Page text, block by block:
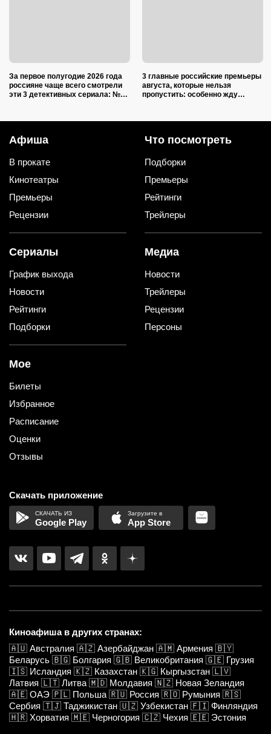
За первое полугодие 2026 года
россияне чаще всего смотрели
эти 3 детективных сериала: №2
3 главные российские премьеры
августа, которые нельзя
пропустить: особенно жду
Афиша
В прокате
Кинотеатры
Премьеры
Рецензии
Что посмотреть
Подборки
Премьеры
Рейтинги
Трейлеры
Сериалы
График выхода
Новости
Рейтинги
Подборки
Медиа
Новости
Трейлеры
Рецензии
Персоны
Мое
Билеты
Избранное
Расписание
Оценки
Отзывы
Скачать приложение
Google Play App Store
Киноафиша в других странах:
🇦🇺 Австралия 🇦🇿 Азербайджан 🇦🇲 Армения 🇧🇾
Беларусь 🇧🇬 Болгария 🇬🇧 Великобритания 🇬🇪 Грузия
🇮🇸 Исландия 🇰🇿 Казахстан 🇰🇬 Кыргызстан 🇱🇻
Латвия 🇱🇹 Литва 🇲🇩 Молдавия 🇳🇿 Новая Зеландия
🇦🇪 ОАЭ 🇵🇱 Польша 🇷🇺 Россия 🇷🇴 Румыния 🇷🇸
Сербия 🇹🇯 Таджикистан 🇺🇿 Узбекистан 🇫🇮 Финляндия
🇭🇷 Хорватия 🇲🇪 Черногория 🇨🇿 Чехия 🇪🇪 Эстония